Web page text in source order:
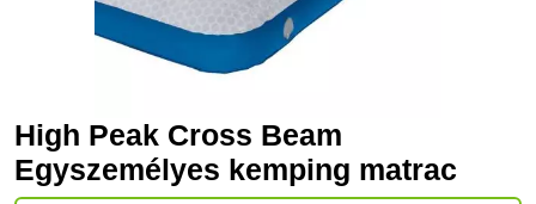
High Peak Cross Beam
Egyszemélyes kemping matrac